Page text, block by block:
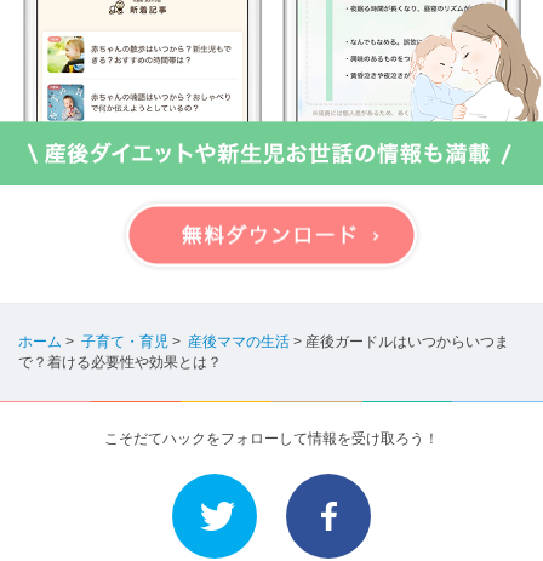
ホーム > 子育て・育児 > 産後ママの生活 > 産後ガードルはいつからいつま
で？着ける必要性や効果とは？
こそだてハックをフォローして情報を受け取ろう！